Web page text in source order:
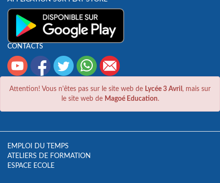
CONTACTS
Attention! Vous n'êtes pas sur le site web de Lycée 3 Avril , mais sur
le site web de Magoé Education.
EMPLOI DU TEMPS
ATELIERS DE FORMATION
ESPACE ECOLE